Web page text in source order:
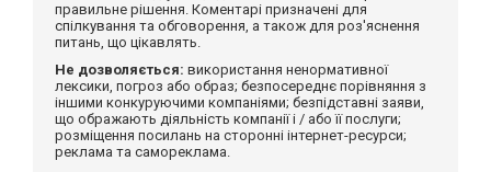
правильне рішення. Коментарі призначені для
спілкування та обговорення, а також для роз'яснення
питань, що цікавлять.
Не дозволяється: використання ненормативної
лексики, погроз або образ; безпосереднє порівняння з
іншими конкуруючими компаніями; безпідставні заяви,
що ображають діяльність компанії і / або її послуги;
розміщення посилань на сторонні інтернет-ресурси;
реклама та самореклама.